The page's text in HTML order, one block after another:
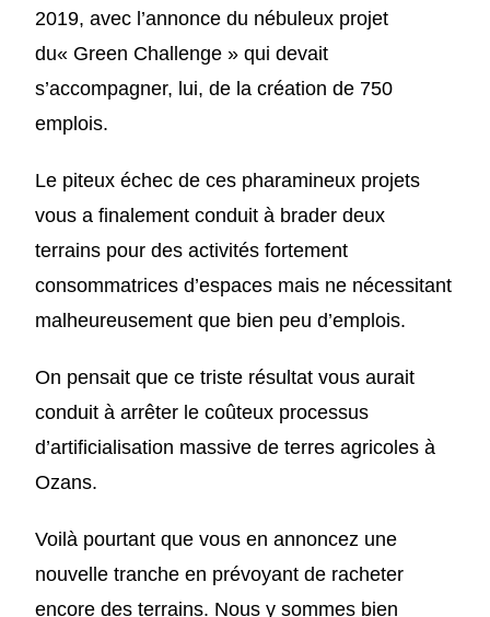
2019, avec l’annonce du nébuleux projet
du« Green Challenge » qui devait
s’accompagner, lui, de la création de 750
emplois.
Le piteux échec de ces pharamineux projets
vous a finalement conduit à brader deux
terrains pour des activités fortement
consommatrices d’espaces mais ne nécessitant
malheureusement que bien peu d’emplois.
On pensait que ce triste résultat vous aurait
conduit à arrêter le coûteux processus
d’artificialisation massive de terres agricoles à
Ozans.
Voilà pourtant que vous en annoncez une
nouvelle tranche en prévoyant de racheter
encore des terrains. Nous y sommes bien